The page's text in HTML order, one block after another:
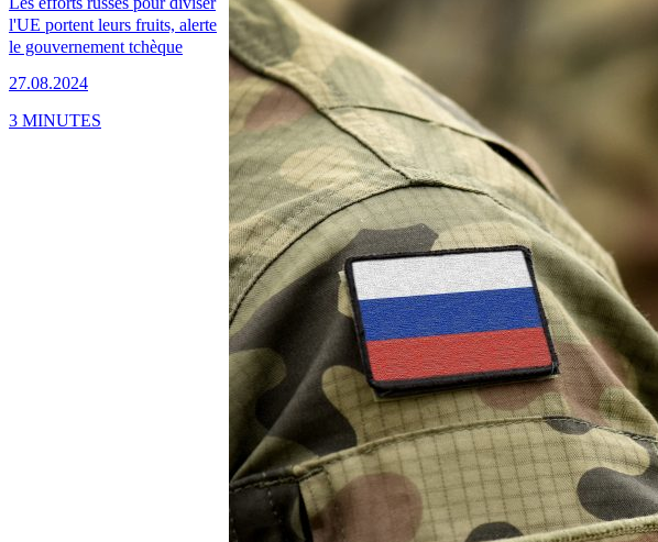
l'UE portent leurs fruits, alerte
le gouvernement tchèque
27.08.2024
3 MINUTES